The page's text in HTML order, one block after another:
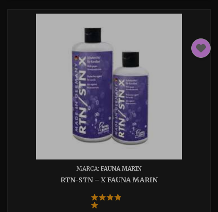
MARCA: FAUNA MARIN
RTN-STN – X FAUNA MARIN